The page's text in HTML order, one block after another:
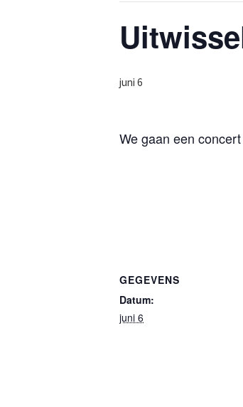
juni 6
We gaan een
GEGEVENS
Datum:
juni 6